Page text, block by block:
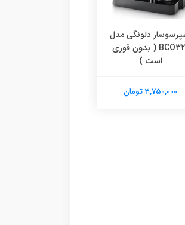
دلونگی مدل
BCO320 ( بدون قوری
است )
3,750,000 تومان